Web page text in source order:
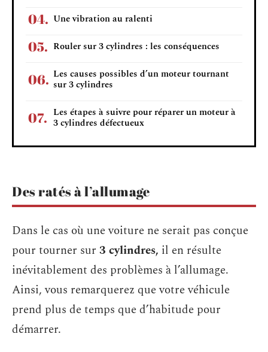
Une vibration au ralenti
Rouler sur 3 cylindres : les conséquences
Les causes possibles d’un moteur tournant
sur 3 cylindres
Les étapes à suivre pour réparer un moteur à
3 cylindres défectueux
Des ratés à l’allumage
Dans le cas où une voiture ne serait pas conçue
pour tourner sur 3 cylindres, il en résulte
inévitablement des problèmes à l’allumage.
Ainsi, vous remarquerez que votre véhicule
prend plus de temps que d’habitude pour
démarrer.